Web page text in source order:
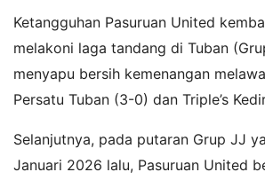
Ketangguhan Pasuruan United
melakoni laga tandang di Tuban
menyapu bersih kemenangan
Persatu Tuban (3-0) dan Triple’s
Selanjutnya, pada putaran Grup JJ
Januari 2026 lalu, Pasuruan United